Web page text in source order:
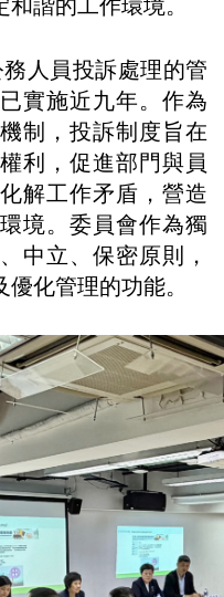
人員投訴處理的管
實施近九年。作為
制，投訴制度旨在
利，促進部門與員
解工作矛盾，營造
境。委員會作為獨
中立、保密原則，
化管理的功能。